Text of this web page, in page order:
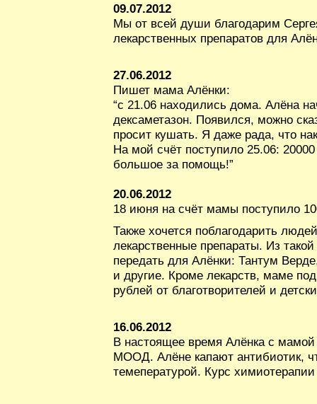
09.07.2012
Мы от всей души благодарим
лекарственных препаратов для
27.06.2012
Пишет мама Алёнки:
“с 21.06 находились дома. Алёна
дексаметазон. Появился, можно
просит кушать. Я даже рада, что
На мой счёт поступило 25.06:
большое за помощь!”
20.06.2012
18 июня на счёт мамы поступило
Также хочется поблагодарить
лекарственные препараты. Из
передать для Алёнки: Тантум
и другие. Кроме лекарств, маме
рублей от благотворителей и
16.06.2012
В настоящее время Алёнка с мамой
МООД. Алёне капают антибиотик,
темепературой. Курс